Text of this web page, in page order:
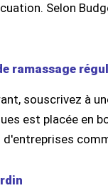
Selon
ramassage
souscrivez à
est placée en